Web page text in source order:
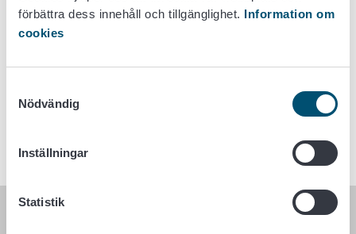
förbättra dess innehåll och tillgänglighet. Information om
cookies
Nödvändig
Inställningar
Statistik
8. juni 2026
Vi beklagar det besvär som avbrottet orsakar.